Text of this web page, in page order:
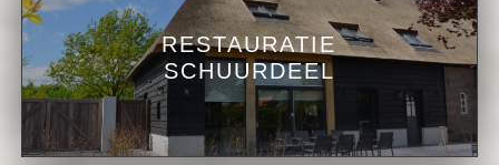
RESTAURATIE
SCHUURDEEL